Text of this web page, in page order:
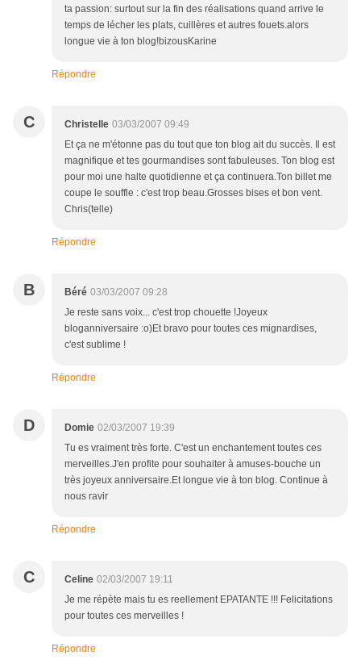
ta passion: surtout sur la fin des réalisations quand arrive le
temps de lécher les plats, cuillères et autres fouets.alors
longue vie à ton blog!bizousKarine
Répondre
C Christelle 03/03/2007 09:49
Et ça ne m'étonne pas du tout que ton blog ait du succès. Il est
magnifique et tes gourmandises sont fabuleuses. Ton blog est
pour moi une halte quotidienne et ça continuera.Ton billet me
coupe le souffle : c'est trop beau.Grosses bises et bon vent.
Chris(telle)
Répondre
B Béré 03/03/2007 09:28
Je reste sans voix... c'est trop chouette !Joyeux
bloganniversaire :o)Et bravo pour toutes ces mignardises,
c'est sublime !
Répondre
D Domie 02/03/2007 19:39
Tu es vraiment très forte. C'est un enchantement toutes ces
merveilles.J'en profite pour souhaiter à amuses-bouche un
très joyeux anniversaire.Et longue vie à ton blog. Continue à
nous ravir
Répondre
C Celine 02/03/2007 19:11
Je me répète mais tu es reellement EPATANTE !!! Felicitations
pour toutes ces merveilles !
Répondre